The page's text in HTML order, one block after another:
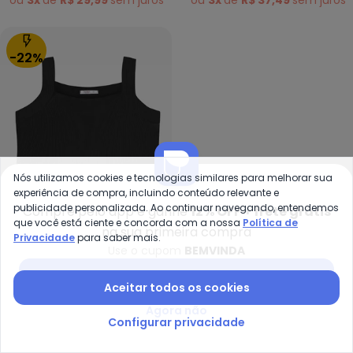
-22%
Secret Glam - Regata
Regata Feminina Ribana
Decote Reto Preto
SECRET GLAM
R$ 112,49R$ 144,99
R$ 37,49semjuros
Compre pelo app e ganhe12% OFF + frete grátis
na sua primeira compra
Nós utilizamos cookies e tecnologias similares para melhorar sua
experiência de compra, incluindo conteúdo relevante e
publicidade personalizada. Ao continuar navegando, entendemos
que você está ciente e concorda com a nossa Política de
Privacidadepara saber mais.
Aceitar todos os cookies
Configurar privacidade